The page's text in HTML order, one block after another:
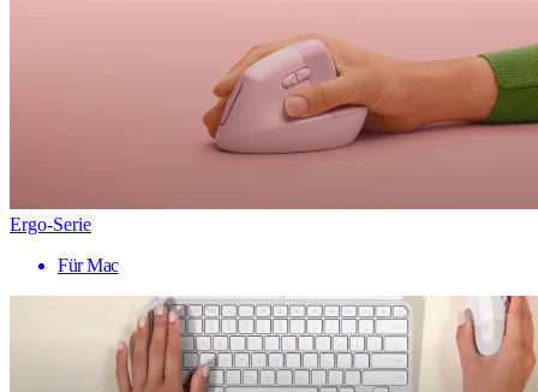
Ergo-Serie
Für Mac